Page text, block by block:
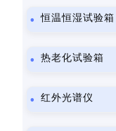
恒温恒湿试验箱
热老化试验箱
红外光谱仪